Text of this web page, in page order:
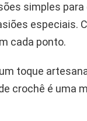
simples
especiais.
cada ponto.
toque
crochê é uma